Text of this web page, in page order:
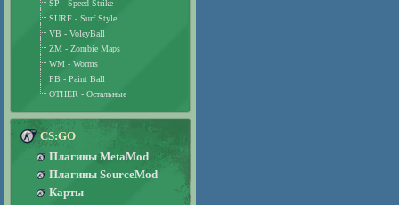
SP - Speed Strike
SURF - Surf Style
VB - VoleyBall
ZM - Zombie Maps
WM - Worms
PB - Paint Ball
OTHER - Остальные
CS:GO
Плагины MetaMod
Плагины SourceMod
Карты